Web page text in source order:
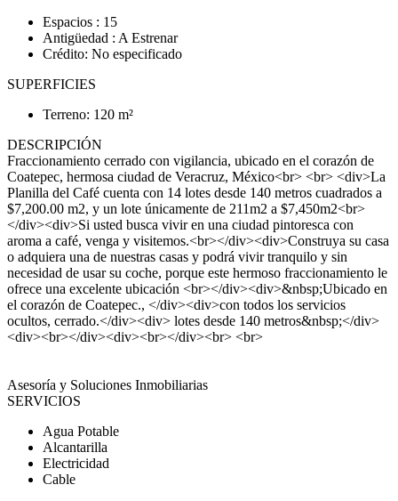
Espacios : 15
Antigüedad : A Estrenar
Crédito: No especificado
SUPERFICIES
Terreno: 120 m²
DESCRIPCIÓN
Fraccionamiento cerrado con vigilancia, ubicado en el corazón de
Coatepec, hermosa ciudad de Veracruz, México<br> <br> <div>La
Planilla del Café cuenta con 14 lotes desde 140 metros cuadrados a
$7,200.00 m2, y un lote únicamente de 211m2 a $7,450m2<br>
</div><div>Si usted busca vivir en una ciudad pintoresca con
aroma a café, venga y visitemos.<br></div><div>Construya su casa
o adquiera una de nuestras casas y podrá vivir tranquilo y sin
necesidad de usar su coche, porque este hermoso fraccionamiento le
ofrece una excelente ubicación <br></div><div>&nbsp;Ubicado en
el corazón de Coatepec., </div><div>con todos los servicios
ocultos, cerrado.</div><div> lotes desde 140 metros&nbsp;</div>
<div><br></div><div><br></div><br> <br>
Asesoría y Soluciones Inmobiliarias
SERVICIOS
Agua Potable
Alcantarilla
Electricidad
Cable